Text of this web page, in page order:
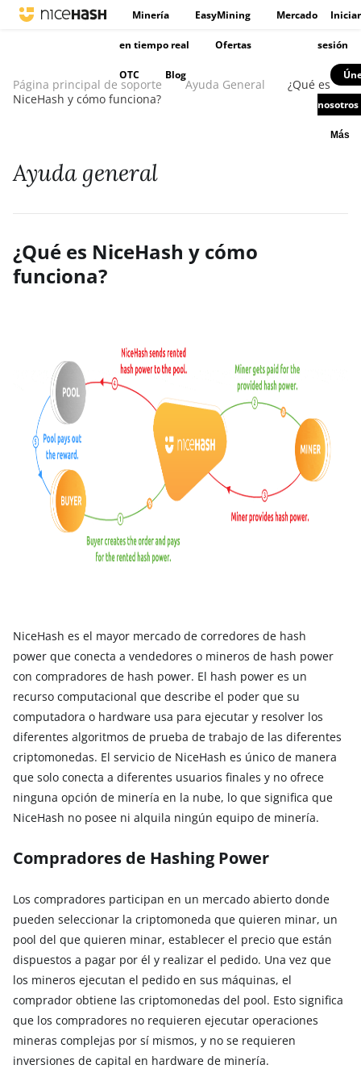
Minería EasyMining Mercado
en tiempo real Ofertas
OTC Blog
Iniciar
sesión
nosotros
Más
Página principal de soporte Ayuda General
¿Qué es
NiceHash y cómo funciona?
Ayuda general
¿Qué es NiceHash y cómo
funciona?
NiceHash es el mayor mercado de corredores de hash
power que conecta a vendedores o mineros de hash power
con compradores de hash power. El hash power es un
recurso computacional que describe el poder que su
computadora o hardware usa para ejecutar y resolver los
diferentes algoritmos de prueba de trabajo de las diferentes
criptomonedas. El servicio de NiceHash es único de manera
que solo conecta a diferentes usuarios finales y no ofrece
ninguna opción de minería en la nube, lo que significa que
NiceHash no posee ni alquila ningún equipo de minería.
Compradores de Hashing Power
Los compradores participan en un mercado abierto donde
pueden seleccionar la criptomoneda que quieren minar, un
pool del que quieren minar, establecer el precio que están
dispuestos a pagar por él y realizar el pedido. Una vez que
los mineros ejecutan el pedido en sus máquinas, el
comprador obtiene las criptomonedas del pool. Esto significa
que los compradores no requieren ejecutar operaciones
mineras complejas por sí mismos, y no se requieren
inversiones de capital en hardware de minería.